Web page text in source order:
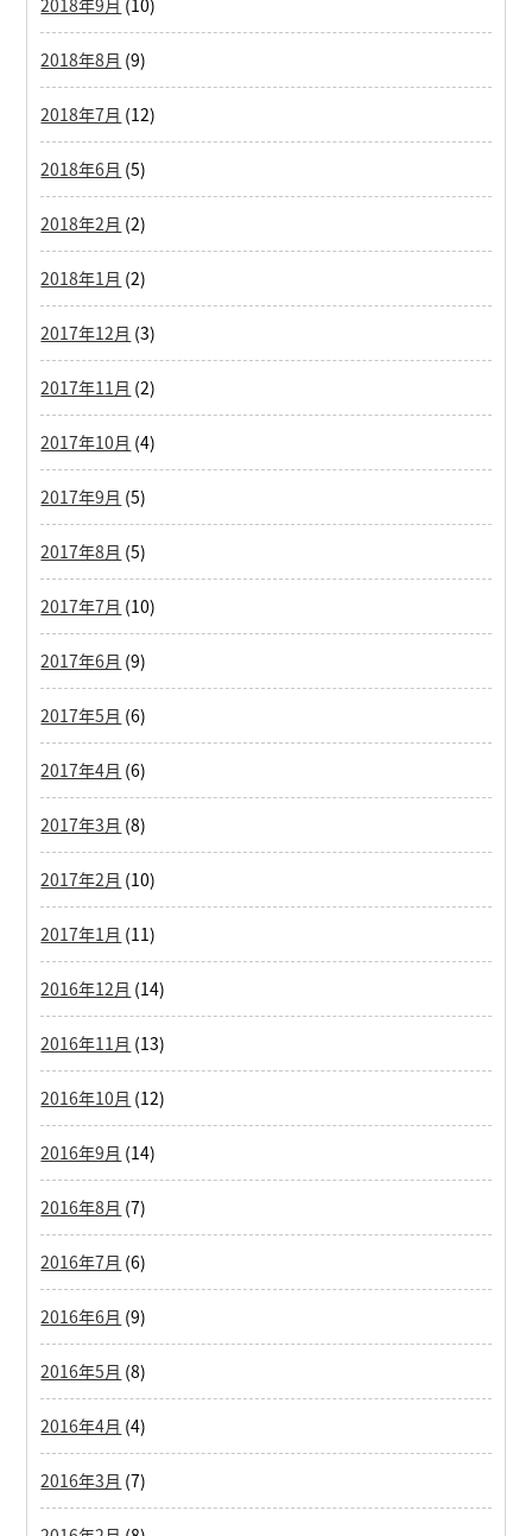
2018年8月 (9)
2018年7月 (12)
2018年6月 (5)
2018年2月 (2)
2018年1月 (2)
2017年12月 (3)
2017年11月 (2)
2017年10月 (4)
2017年9月 (5)
2017年8月 (5)
2017年7月 (10)
2017年6月 (9)
2017年5月 (6)
2017年4月 (6)
2017年3月 (8)
2017年2月 (10)
2017年1月 (11)
2016年12月 (14)
2016年11月 (13)
2016年10月 (12)
2016年9月 (14)
2016年8月 (7)
2016年7月 (6)
2016年6月 (9)
2016年5月 (8)
2016年4月 (4)
2016年3月 (7)